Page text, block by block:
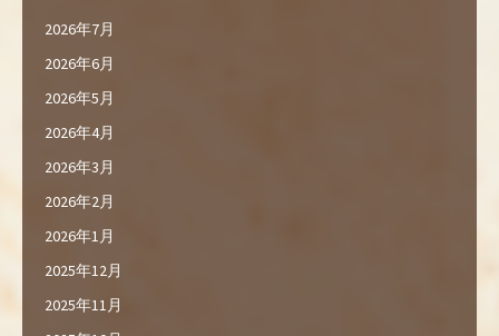
2026年7月
2026年6月
2026年5月
2026年4月
2026年3月
2026年2月
2026年1月
2025年12月
2025年11月